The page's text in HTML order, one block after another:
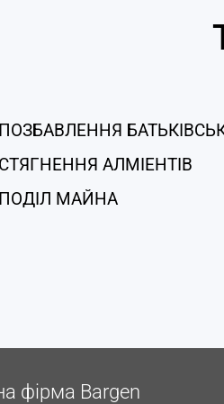
ПОЗБАВЛЕННЯ
СТЯГНЕННЯ АЛМІЕНТІВ
ПОДІЛ МАЙНА
фірма Bargen